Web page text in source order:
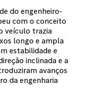
do engenheiro-
com o conceito
veículo trazia
longo e ampla
estabilidade e
inclinada e a
avanços
da engenharia